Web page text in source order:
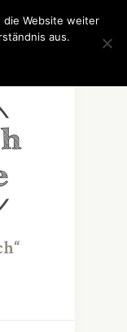
die Website weiter
aus.